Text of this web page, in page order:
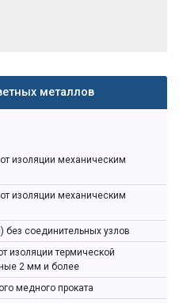
металлов
изоляции механическим
изоляции механическим
без соединительных узлов
изоляции термической
2 мм и более
медного проката